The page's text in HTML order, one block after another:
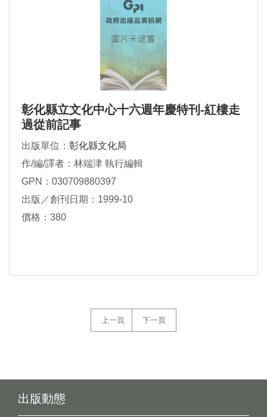
彰化縣立文化中心十六週年慶特刊-紅樓走
過從前記事
出版單位： 彰化縣文化局
作/編/譯者：林端津 執行編輯
GPN：030709880397
出版／創刊日期：1999-10
價格：380
上一頁 下一頁
出版動態